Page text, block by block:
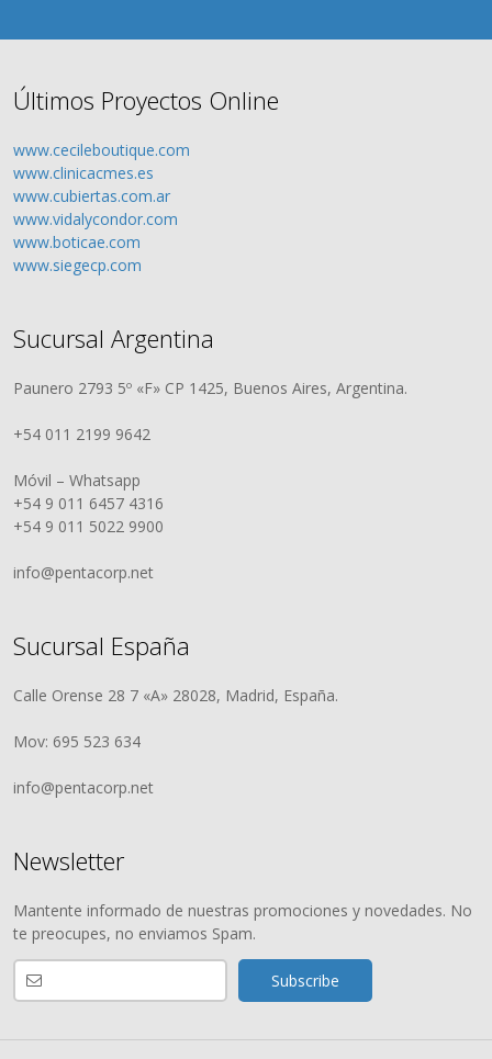
Últimos Proyectos Online
www.cecileboutique.com
www.clinicacmes.es
www.cubiertas.com.ar
www.vidalycondor.com
www.boticae.com
www.siegecp.com
Sucursal Argentina
Paunero 2793 5º «F» CP 1425, Buenos Aires, Argentina.
+54 011 2199 9642
Móvil – Whatsapp
+54 9 011 6457 4316
+54 9 011 5022 9900
info@pentacorp.net
Sucursal España
Calle Orense 28 7 «A» 28028, Madrid, España.
Mov: 695 523 634
info@pentacorp.net
Newsletter
Mantente informado de nuestras promociones y novedades. No
te preocupes, no enviamos Spam.